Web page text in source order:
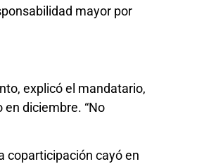
mayor por
explicó el mandatario,
diciembre. “No
coparticipación cayó en